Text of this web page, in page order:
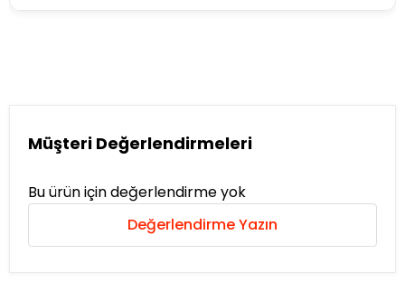
Müşteri Değerlendirmeleri
Bu ürün için değerlendirme yok
Değerlendirme Yazın